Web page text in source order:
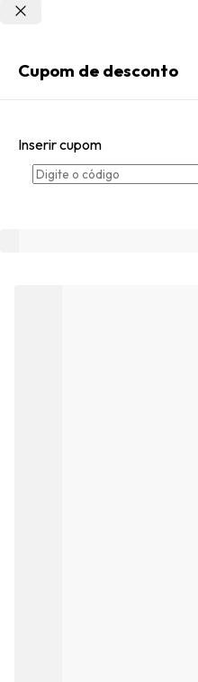
Esqueci minha senha
Acessar com senha temporária
Cupom de desconto
Inserir cupom